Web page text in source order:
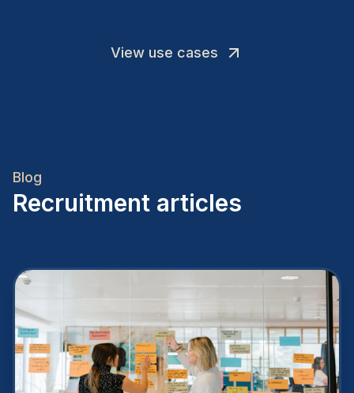
View use cases
Blog
Recruitment articles